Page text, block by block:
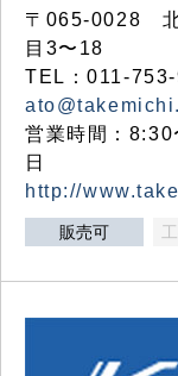
〒065-0028 北
目3〜18
TEL：011-
営業時間：
日
http://
販売可